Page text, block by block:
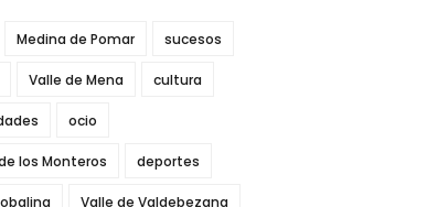
Medina de Pomar sucesos
Valle de Mena cultura
ocio
los Monteros deportes
Valle de Valdebezana